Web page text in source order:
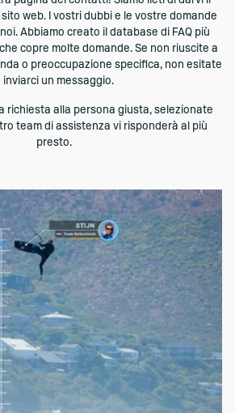
web. I vostri dubbi e le vostre domande
Abbiamo creato il database di FAQ più
copre molte domande. Se non riuscite a
o preoccupazione specifica, non esitate
inviarci un messaggio.
richiesta alla persona giusta, selezionate
team di assistenza vi risponderà al più
presto.